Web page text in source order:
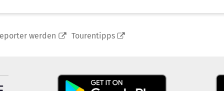
werden Tourentipps